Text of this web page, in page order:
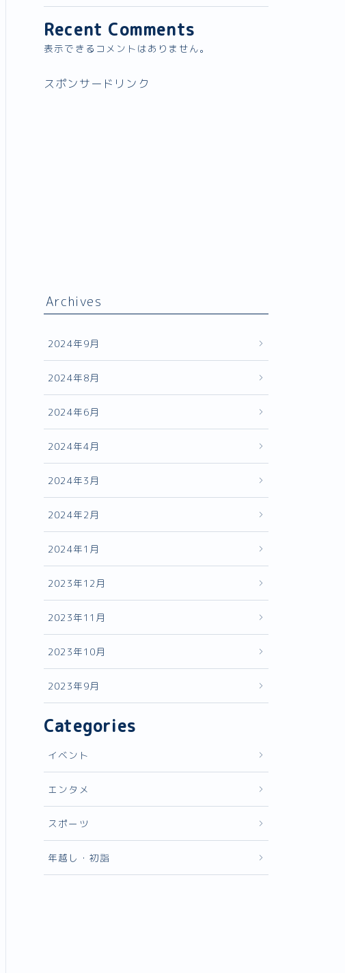
Recent Comments
表示できるコメントはありません。
スポンサードリンク
Archives
2024年9月
2024年8月
2024年6月
2024年4月
2024年3月
2024年2月
2024年1月
2023年12月
2023年11月
2023年10月
2023年9月
Categories
イベント
エンタメ
スポーツ
年越し・初詣